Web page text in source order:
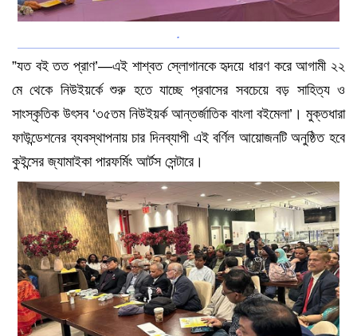
.
”যত বই তত প্রাণ’—এই শাশ্বত স্লোগানকে হৃদয়ে ধারণ করে আগামী ২২
মে থেকে নিউইয়র্কে শুরু হতে যাচ্ছে প্রবাসের সবচেয়ে বড় সাহিত্য ও
সাংস্কৃতিক উৎসব ‘৩৫তম নিউইয়র্ক আন্তর্জাতিক বাংলা বইমেলা’। মুক্তধারা
ফাউন্ডেশনের ব্যবস্থাপনায় চার দিনব্যাপী এই বর্ণিল আয়োজনটি অনুষ্ঠিত হবে
কুইন্সের জ্যামাইকা পারফর্মিং আর্টস সেন্টারে।